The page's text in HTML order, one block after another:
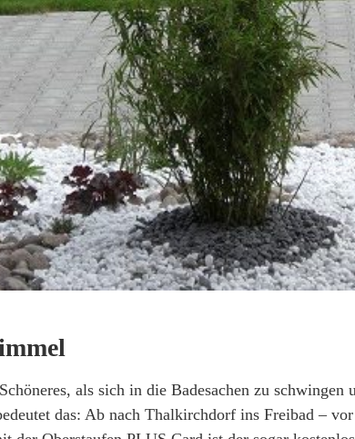
als sich in die Badesachen zu
das: Ab nach Thalkirchdorf ins Freibad –